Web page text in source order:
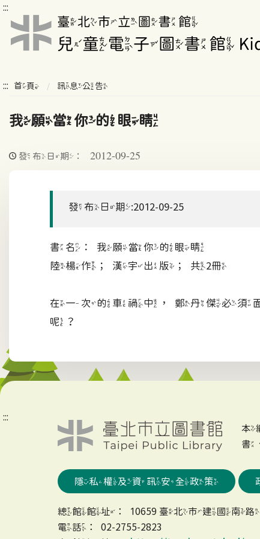
:::
::: 首頁 訊息公告
我願當你的眼睛
發布日期： 2012-09-25
發布日期:2012-09-25
書名：我願當你的眼睛
陸楊作；漢宇出版；共2冊
在一次的車禍中，鄭丹傑必須
呢？
:::
本
書
隱私權及資訊安全政策
總館館址：10659 臺北市建國南
電話：02-2755-2823